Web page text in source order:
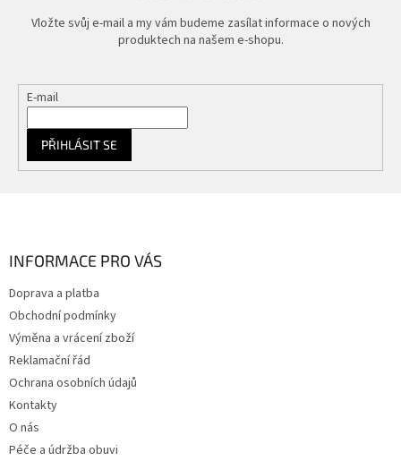
Vložte svůj e-mail a my vám budeme zasílat informace o nových
produktech na našem e-shopu.
E-mail
PŘIHLÁSIT SE
INFORMACE PRO VÁS
Doprava a platba
Obchodní podmínky
Výměna a vrácení zboží
Reklamační řád
Ochrana osobních údajů
Kontakty
O nás
Péče a údržba obuvi